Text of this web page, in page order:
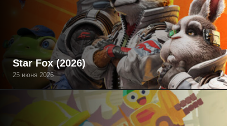
Star Fox (2026)
25 июня 2026